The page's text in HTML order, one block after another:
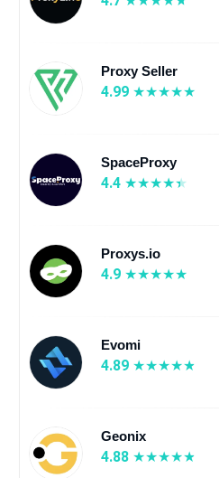
Proxy Seller
4.99
SpaceProxy
4.4
Proxys.io
4.9
Evomi
4.89
Geonix
4.88